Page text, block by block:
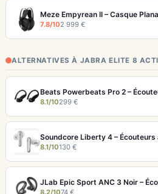
7.8/102 999 €
ALTERNATIVES À JABRA ELITE 8
8.1/10299 €
8.1/10130 €
8.2/1074 €